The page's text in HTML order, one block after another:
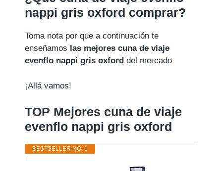
nappi gris oxford comprar?
Toma nota por que a continuación te
enseñamos las mejores cuna de viaje
evenflo nappi gris oxford del mercado
¡Allá vamos!
TOP Mejores cuna de viaje
evenflo nappi gris oxford
BESTSELLER NO. 1